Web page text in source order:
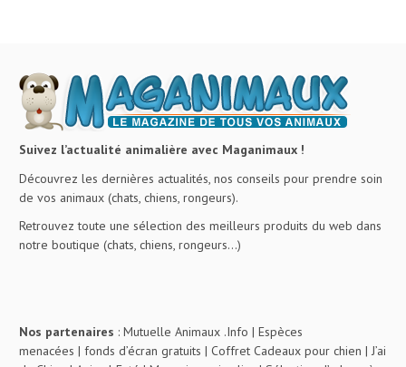
Suivez l’actualité animalière avec Maganimaux !
Découvrez les dernières actualités, nos conseils pour prendre soin
de vos animaux (chats, chiens, rongeurs).
Retrouvez toute une sélection des meilleurs produits du web dans
notre boutique (chats, chiens, rongeurs…)
Nos partenaires : Mutuelle Animaux .Info | Espèces
menacées | fonds d’écran gratuits | Coffret Cadeaux pour chien | J’ai